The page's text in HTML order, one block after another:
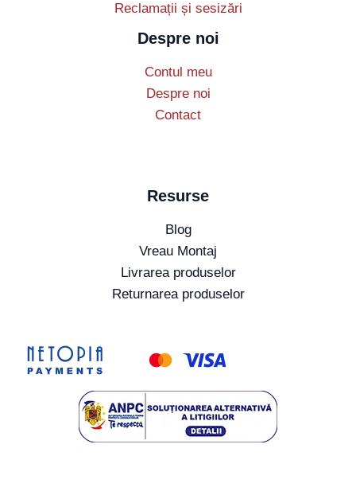
Reclamații și sesizări
Despre noi
Contul meu
Despre noi
Contact
Resurse
Blog
Vreau Montaj
Livrarea produselor
Returnarea produselor